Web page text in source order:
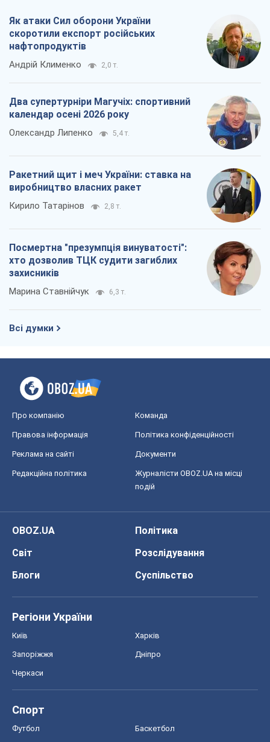
Як атаки Сил оборони України
скоротили експорт російських
нафтопродуктів
Андрій Клименко 2,0 т.
Два супертурніри Магучіх: спортивний
календар осені 2026 року
Олександр Липенко 5,4 т.
Ракетний щит і меч України: ставка на
виробництво власних ракет
Кирило Татарінов 2,8 т.
Посмертна "презумпція винуватості":
хто дозволив ТЦК судити загиблих
захисників
Марина Ставнійчук 6,3 т.
Всі думки
Про компанію Команда
Правова інформація Політика конфіденційності
Реклама на сайті Документи
Редакційна політика
Журналісти OBOZ.UA на місці
подій
OBOZ.UA
Політика
Світ
Розслідування
Блоги
Суспільство
Регіони України
Київ Харків
Запоріжжя Дніпро
Черкаси
Спорт
Футбол Баскетбол